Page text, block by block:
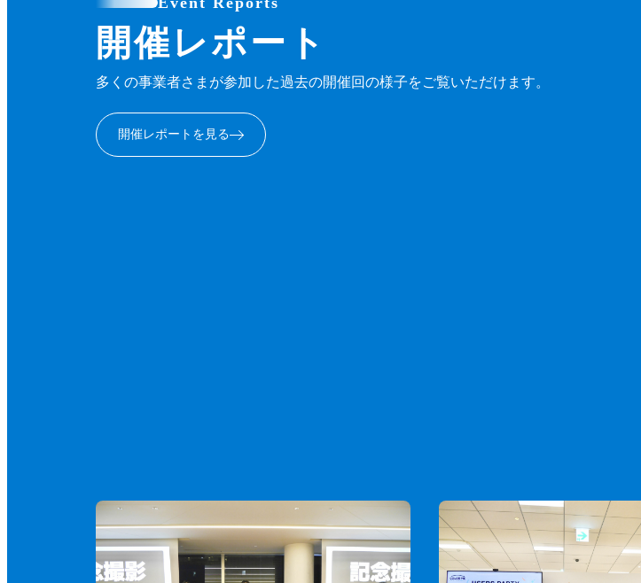
開催レポート
多くの事業者さまが参加した過去の開催回の様子をご覧いただけます。
開催レポートを見る